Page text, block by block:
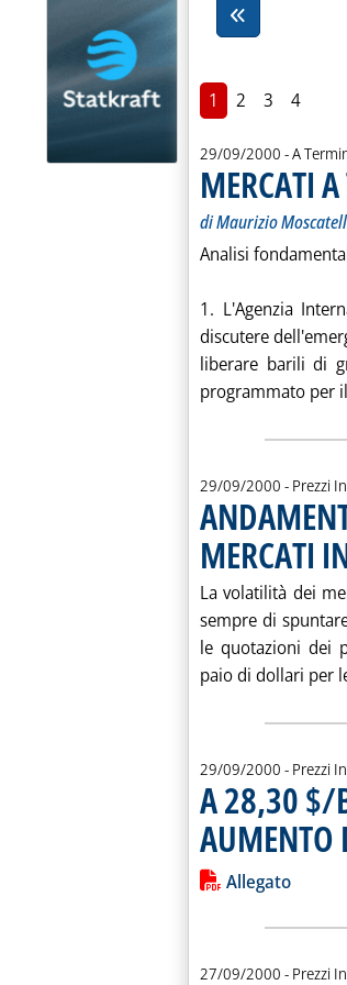
1 2 3 4
29/09/2000 - A
MERCATI
di Maurizio
Analisi
1. L'Agenzia
discutere
liberare barili di
programmato per
29/09/2000 - Prezzi
MERCATI
La volatilità dei
sempre di
le quotazioni dei
paio di dollari per
29/09/2000 - Prezzi
A 28,30 $/
AUMENTO
Leggi tutta la
Lista allegati
Allegato
27/09/2000 - Prezzi